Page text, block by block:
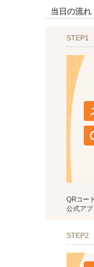
当日の流れ
STEP1
QRコー
公式ア
STEP2